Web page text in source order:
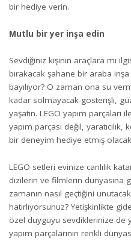
bir hediye verin.
Mutlu bir yer inşa edin
Sevdiğiniz kişinin araçlara mı
bırakacak şahane bir araba
bayılıyor? O zaman ona su
kadar solmayacak gösterişli,
yaşatın. LEGO yapım
yapım parçası değil,
bir deneyim hediye etmiş
LEGO setleri evinize canlılık
dizilerin ve filmlerin dünyasına
zamanın nasıl geçtiğini
hatırlıyorsunuz? Yetişkinlikte
özel duyguyu sevdiklerinize de
yapım parçalarının renkli